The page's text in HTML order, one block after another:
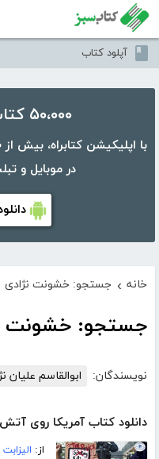
آپلود کتاب
۵۰،۰۰۰ کتاب در موبایل شما
در موبایل و
خانه › جستجو: خشونت نژادی
جستجو: خشونت
نویسندگان: ابوالقاسم علیان
دانلود کتاب آمریکا روی آتش
از: